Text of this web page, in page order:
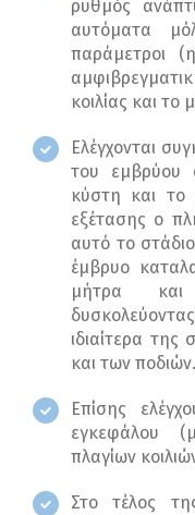
ρυθμός
αυτόματα
παράμετροι
κοιλίας και το
Ελέγχονται
του εμβρύου
κύστη και το
εξέτασης ο
αυτό το
έμβρυο
μήτρα και
ιδιαίτερα της
και των ποδιών.
Επίσης
εγκεφάλου
πλαγίων
Στο τέλος